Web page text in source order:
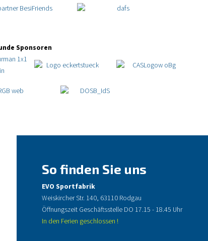
Sponsoren
So finden Sie uns
EVO Sportfabrik
Weiskircher Str. 140, 63110 Rodgau
Öffnungszeit Geschäftsstelle DO 17.15 - 18.45 Uhr
In den Ferien geschlossen !